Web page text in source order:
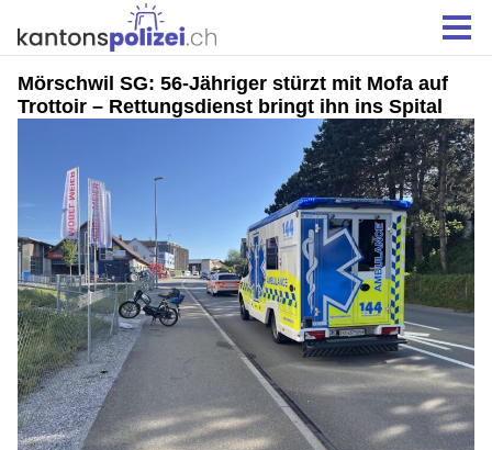
Mörschwil SG: 56-Jähriger stürzt mit Mofa auf
Trottoir – Rettungsdienst bringt ihn ins Spital